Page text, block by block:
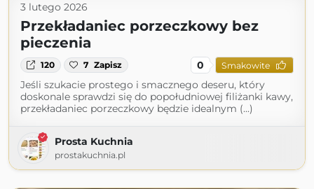
3 lutego 2026
Przekładaniec porzeczkowy bez
pieczenia
120 7 Zapisz 0 Smakowite
Jeśli szukacie prostego i smacznego deseru, który
doskonale sprawdzi się do popołudniowej filiżanki kawy,
przekładaniec porzeczkowy będzie idealnym (...)
Prosta Kuchnia
prostakuchnia.pl